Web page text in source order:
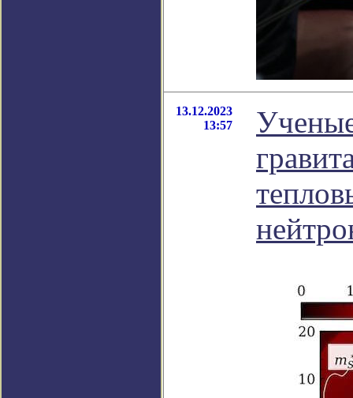
13.12.2023
13:57